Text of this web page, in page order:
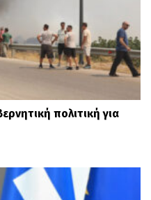
πολιτική για